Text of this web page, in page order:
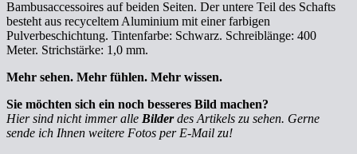
Bambusaccessoires auf beiden Seiten. Der untere Teil des Schafts
besteht aus recyceltem Aluminium mit einer farbigen
Pulverbeschichtung. Tintenfarbe: Schwarz. Schreiblänge: 400
Meter. Strichstärke: 1,0 mm.
Mehr sehen. Mehr fühlen. Mehr wissen.
Sie möchten sich ein noch besseres Bild machen?
Hier sind nicht immer alle Bilderdes Artikels zu sehen. Gerne
sende ich Ihnen weitere Fotos per E-Mail zu!